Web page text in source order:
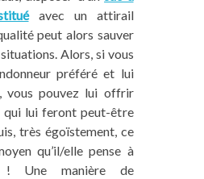
avec un attirail
peut alors sauver
Alors, si vous
préféré et lui
vous pouvez lui offrir
qui lui feront peut-être
très égoïstement, ce
qu’il/elle pense à
! Une manière de